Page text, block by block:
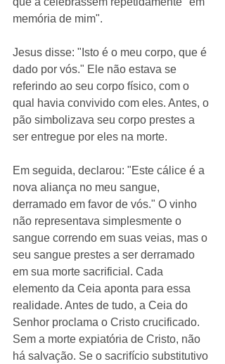
memória de mim".
Jesus disse: "Isto é o meu corpo, que é
dado por vós." Ele não estava se
referindo ao seu corpo físico, com o
qual havia convivido com eles. Antes, o
pão simbolizava seu corpo prestes a
ser entregue por eles na morte.
Em seguida, declarou: "Este cálice é a
nova aliança no meu sangue,
derramado em favor de vós." O vinho
não representava simplesmente o
sangue correndo em suas veias, mas o
seu sangue prestes a ser derramado
em sua morte sacrificial. Cada
elemento da Ceia aponta para essa
realidade. Antes de tudo, a Ceia do
Senhor proclama o Cristo crucificado.
Sem a morte expiatória de Cristo, não
há salvação. Se o sacrifício substitutivo